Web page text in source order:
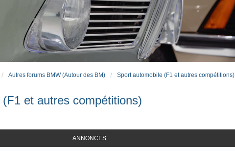
Autres forums BMW (Autour des BM) Sport automobile (F1 et autres compétitions)
et autres compétitions)
ANNONCES